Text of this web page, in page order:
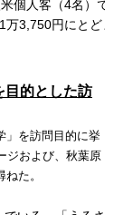
個人客（4名）で
万3,750円にとどま
目的とした訪
」を訪問目的に挙
ジおよび、秋葉原
た。